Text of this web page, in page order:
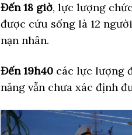
Đến 18 giờ, lực lượng
được cứu sống là 12
nạn nhân.
Đến 19h40các lực lượng
năng vẫn chưa xác định